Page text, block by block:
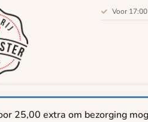
Voor
25,00 extra om bezorging